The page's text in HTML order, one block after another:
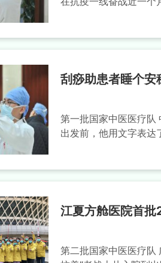
刮痧助患者睡个
第一批国家中医医疗队
出发前，他用文字表
江夏方舱医院首
第二批国家中医医疗队